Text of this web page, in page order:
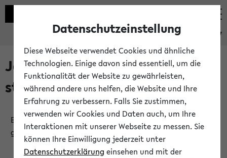
eKVV
Jetzt und in Kürze
stattfindende Veranstaltungen
Es wurden keine jetzt stattfindenden Veranstaltungen
gefunden!
Datenschutzeinstellung
Diese Webseite verwendet Cookies und ähnliche
Technologien. Einige davon sind essentiell, um die
Funktionalität der Website zu gewährleisten,
während andere uns helfen, die Website und Ihre
Erfahrung zu verbessern. Falls Sie zustimmen,
verwenden wir Cookies und Daten auch, um Ihre
Interaktionen mit unserer Webseite zu messen. Sie
können Ihre Einwilligung jederzeit unter
Datenschutzerklärung einsehen und mit der